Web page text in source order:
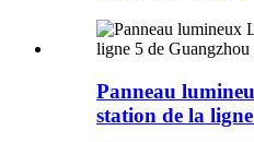
Panneau
station de la